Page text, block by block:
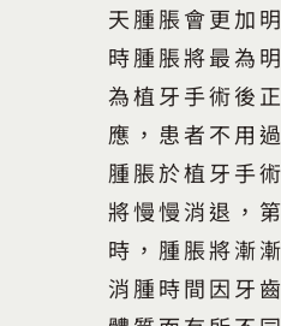
天腫脹會更加
時腫脹將最為
為植牙手術後
應，患者不用
腫脹於植牙手
將慢慢消退，
時，腫脹將漸
消腫時間因牙